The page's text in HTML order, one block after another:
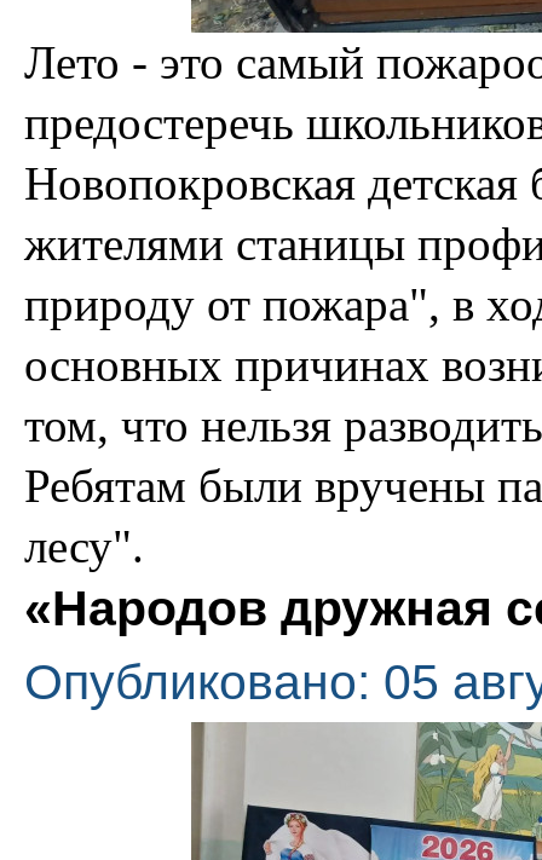
Лето - это самый
предостеречь
Новопокровская
жителями станицы
природу от пожара", в
основных причинах
том, что нельзя
Ребятам были вручены
лесу".
«Народов дружная
Опубликовано: 05